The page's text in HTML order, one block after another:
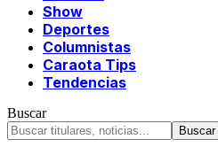
Show
Deportes
Columnistas
Caraota Tips
Tendencias
Buscar